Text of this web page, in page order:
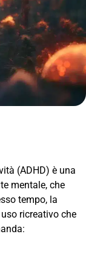
(ADHD) è una
mentale, che
tempo, la
ricreativo che